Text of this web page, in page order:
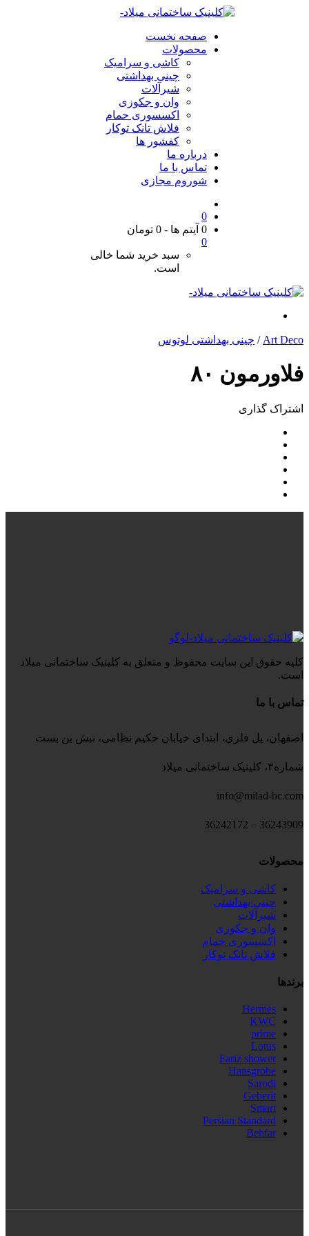
صفحه نخست
محصولات
کاشی و سرامیک
چینی بهداشتی
شیرآلات
وان و جکوزی
اکسسوری حمام
فلاش تانک توکار
کفشور ها
درباره ما
تماس با ما
شوروم مجازی
0
0 آیتم ها
-
0 تومان
0
سبد خرید شما خالی
است.
Art Deco
/ چینی بهداشتی لوتوس
فلاورمون ۸۰
اشتراک ‌گذاری
کلیه حقوق این سایت محفوظ و متعلق به کلینیک ساختمانی میلاد
است.
تماس با ما
اصفهان، پل فلزی، ابتدای خیابان حکیم نظامی، نبش بن بست
شماره۳، کلینیک ساختمانی میلاد
info@milad-bc.com
36243909 – 36242172
محصولات
کاشی و سرامیک
چینی بهداشتی
شیرآلات
وان و جکوزی
اکسسوری حمام
فلاش تانک توکار
برندها
Hermes
KWC
prime
Lotus
Fariz shower
Hansgrobe
Sarodi
Geberit
Smart
Persian Standard
Behfar